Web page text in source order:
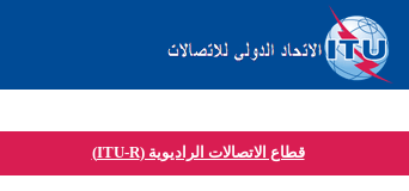
قطاع الاتصالات الراديوية (ITU-R)